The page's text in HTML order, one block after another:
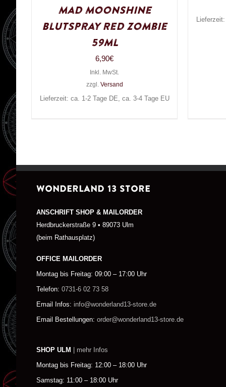
Mad Moonshine
Blutspray Red Zombie
59ml
6,90€
Inkl. MwSt.
zzgl. Versand
Lieferzeit: ca. 1-2 Tage DE, ca. 3-4 Tage EU
WONDERLAND 13 STORE
ANSCHRIFT SHOP & MAILORDER
Herdbruckerstraße 9 • 89073 Ulm
(beim Rathausplatz)
OFFICE MAILORDER
Montag bis Freitag: 09:00 – 17:00 Uhr
Telefon: 0731-6 02 73 58
Email Infos: info@wonderland13-store.de
Email Bestellungen: order@wonderland13-store.de
SHOP ULM | mehr Infos
Montag bis Freitag: 12:00 – 18:00 Uhr
Samstag: 11:00 – 18:00 Uhr